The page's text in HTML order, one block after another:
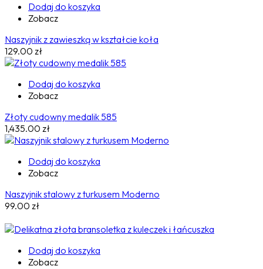
Dodaj do koszyka
Zobacz
Naszyjnik z zawieszką w kształcie koła
129.00 zł
Dodaj do koszyka
Zobacz
Złoty cudowny medalik 585
1,435.00 zł
Dodaj do koszyka
Zobacz
Naszyjnik stalowy z turkusem Moderno
99.00 zł
Dodaj do koszyka
Zobacz